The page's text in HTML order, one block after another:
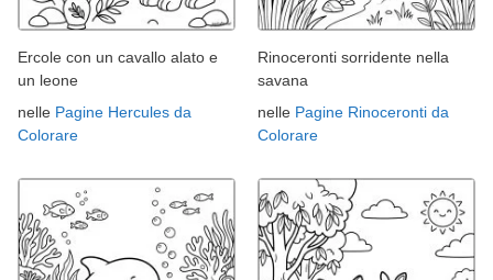
Ercole con un cavallo alato e
un leone
nelle Pagine Hercules da
Colorare
Rinoceronti sorridente nella
savana
nelle Pagine Rinoceronti da
Colorare